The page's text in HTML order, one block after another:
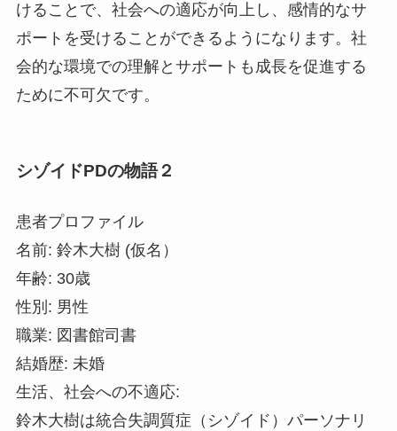
けることで、社会への適応が向上し、感情的なサ
ポートを受けることができるようになります。社
会的な環境での理解とサポートも成長を促進する
ために不可欠です。
シゾイドPDの物語２
患者プロファイル
名前: 鈴木大樹 (仮名）
年齢: 30歳
性別: 男性
職業: 図書館司書
結婚歴: 未婚
生活、社会への不適応:
鈴木大樹は統合失調質症（シゾイド）パーソナリ